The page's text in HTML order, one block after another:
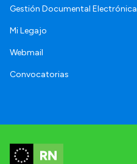
Gestión Documental Electrónica
Mi Legajo
Webmail
Convocatorias